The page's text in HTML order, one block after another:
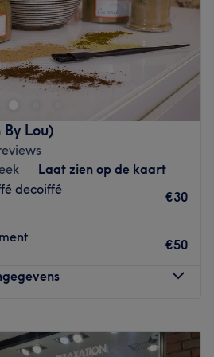
Go to venue
Gesloten
parking gratuit à deux pas du
rue de la Tulipe, 39a - 1050
Go to venue
Lou)
Laat zien op de kaart
decoiffé
€30
€50
11:00
15:00